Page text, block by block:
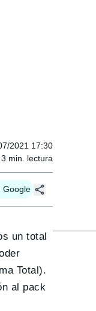
2021 17:30
3 min. lectura
Google
un total
Total).
al pack